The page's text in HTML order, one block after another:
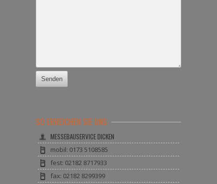
SO ERREICHEN SIE UNS
MESSEBAUSERVICE DICKEN
mobil: 0173 5108585
fest: 02182 8717933
fax: 02182 8299399